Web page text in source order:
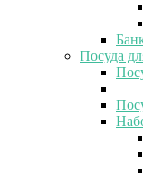
Посуда